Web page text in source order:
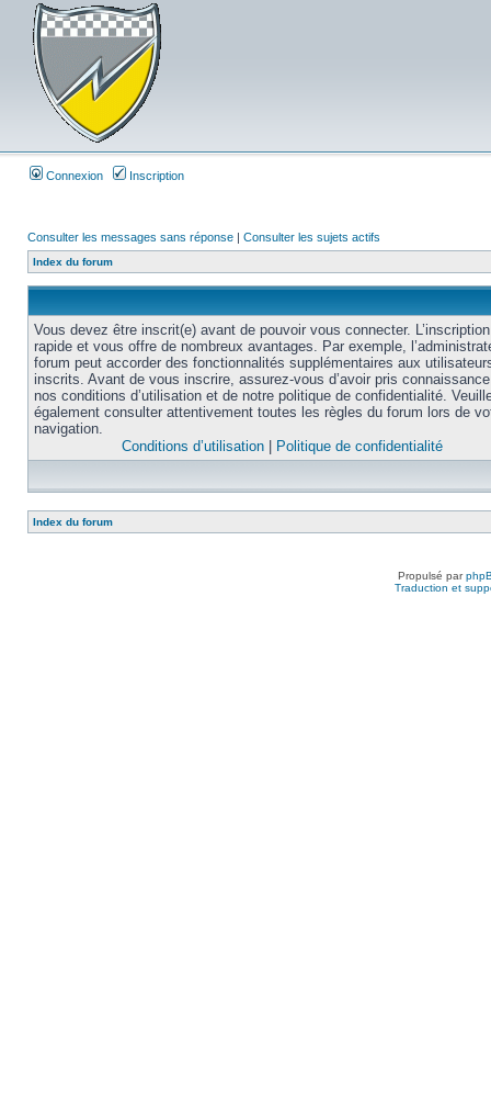
Connexion Inscription
Consulter les messages sans réponse | Consulter les sujets actifs
Index du forum
Vous devez être inscrit(e) avant de pouvoir vous connecter.
rapide et vous offre de nombreux avantages. Par exemple,
forum peut accorder des fonctionnalités supplémentaires aux
inscrits. Avant de vous inscrire, assurez-vous d’avoir pris
nos conditions d’utilisation et de notre politique de confidentialité.
également consulter attentivement toutes les règles du forum lors de
navigation.
Conditions d’utilisation
Politique de confidentialité
Index du forum
Propulsé par
Traduction et